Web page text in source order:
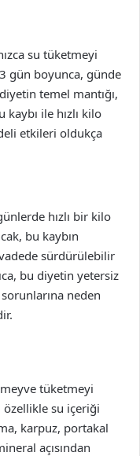
su tüketmeyi
gün boyunca, günde
temel mantığı,
ile hızlı kilo
etkileri oldukça
hızlı bir kilo
bu kaybın
sürdürülebilir
bu diyetin yetersiz
neden
tüketmeyi
su içeriği
karpuz, portakal
açısından